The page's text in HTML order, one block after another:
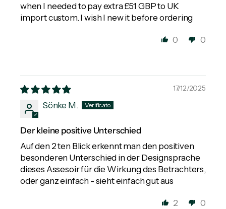
when I needed to pay extra £51 GBP to UK
import custom. I wish I new it before ordering
0 0
17/12/2025
Sönke M.
Der kleine positive Unterschied
Auf den 2 ten Blick erkennt man den positiven
besonderen Unterschied in der Designsprache
dieses Assesoir für die Wirkung des Betrachters,
oder ganz einfach - sieht einfach gut aus
2 0